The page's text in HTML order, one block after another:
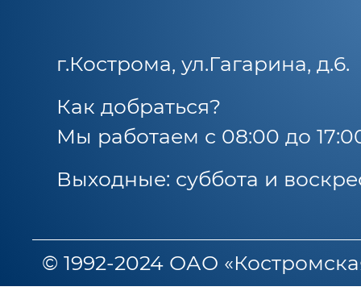
г.Кострома, ул.Гагарина, д.6.
Как добраться?
Мы работаем с 08:00 до
Выходные: суббота и
© 1992-2024 ОАО